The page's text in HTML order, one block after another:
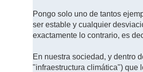
Pongo solo uno de tantos
ser estable y cualquier
exactamente lo contrario, es
En nuestra sociedad, y dentro
"infraestructura climática") que